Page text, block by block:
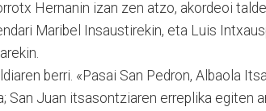
Her­nanin izan zen atzo, akordeoi
Maribel Insaus­ti­rekin, eta Luis
berri. «Pasai San Pedron, Albaola
San Juan itsasontziaren erreplika egiten